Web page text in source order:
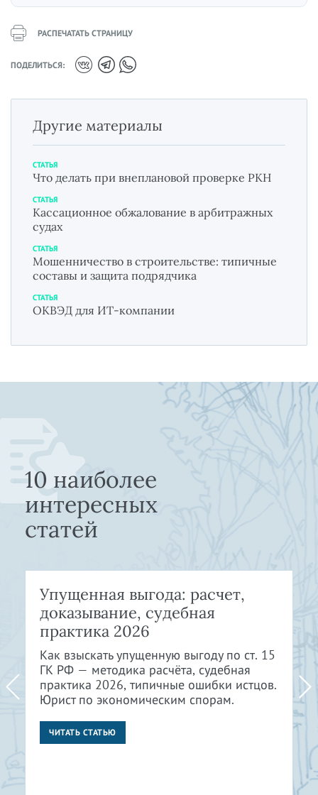
РАСПЕЧАТАТЬ СТРАНИЦУ
ПОДЕЛИТЬСЯ:
Другие материалы
СТАТЬЯ
Что делать при внеплановой проверке РКН
СТАТЬЯ
Кассационное обжалование в арбитражных
судах
СТАТЬЯ
Мошенничество в строительстве: типичные
составы и защита подрядчика
СТАТЬЯ
ОКВЭД для ИТ-компании
10 наиболее
интересных
статей
Упущенная выгода: расчет,
доказывание, судебная
практика 2026
Как взыскать упущенную выгоду по ст. 15
ГК РФ — методика расчёта, судебная
практика 2026, типичные ошибки истцов.
Юрист по экономическим спорам.
ЧИТАТЬ СТАТЬЮ